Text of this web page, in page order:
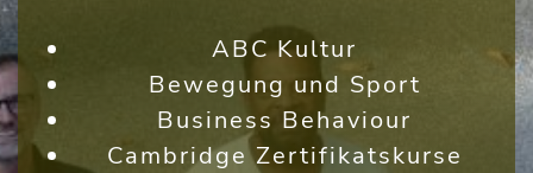
ABC Kultur
Bewegung und Sport
Business Behaviour
Cambridge Zertifikatskurse